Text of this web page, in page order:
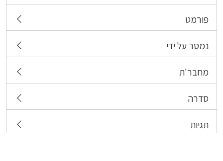
פורמט
נמסר על ידי
מחבר'ת
סדרה
תגיות